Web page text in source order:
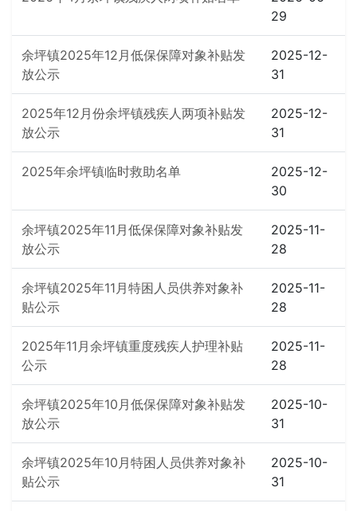
29
余坪镇2025年12月低保保障对象补贴发
放公示
2025-12-
31
2025年12月份余坪镇残疾人两项补贴发
放公示
2025-12-
31
2025年余坪镇临时救助名单
2025-12-
30
余坪镇2025年11月低保保障对象补贴发
放公示
2025-11-
28
余坪镇2025年11月特困人员供养对象补
贴公示
2025-11-
28
2025年11月余坪镇重度残疾人护理补贴
公示
2025-11-
28
余坪镇2025年10月低保保障对象补贴发
放公示
2025-10-
31
余坪镇2025年10月特困人员供养对象补
贴公示
2025-10-
31